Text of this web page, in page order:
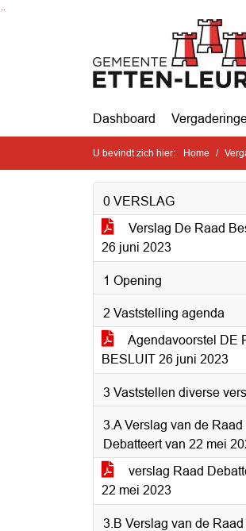
Ga naar de inhoud van deze pagina
Dashboard
U bevindt zich hier: Home
0 VERSLAG
Verslag De Raad
26 juni 2023
1 Opening
2 Vaststelling agenda
Agendavoorstel DE
BESLUIT 26 juni 2023
3 Vaststellen diverse
3.A Verslag van de Raad
Debatteert van 22 mei
verslag Raad
22 mei 2023
3.B Verslag van de